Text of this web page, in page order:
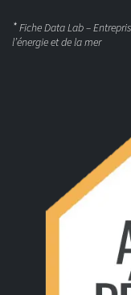
*Fiche Data Lab –
l’énergie et de la mer